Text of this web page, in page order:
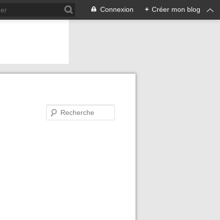
Connexion + Créer mon blog